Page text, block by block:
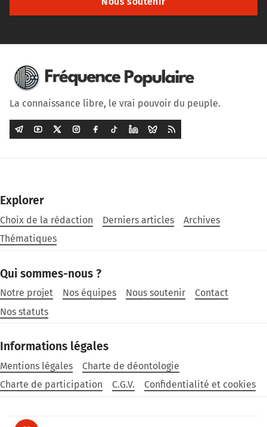
La connaissance libre, le vrai pouvoir du peuple.
Explorer
Choix de la rédaction Derniers articles
Archives
Thématiques
Qui sommes-nous ?
Notre projet Nos équipes Nous soutenir
Contact
Nos statuts
Informations légales
Mentions légales
Charte de déontologie
Charte de participation
C.G.V. Confidentialité et cookies